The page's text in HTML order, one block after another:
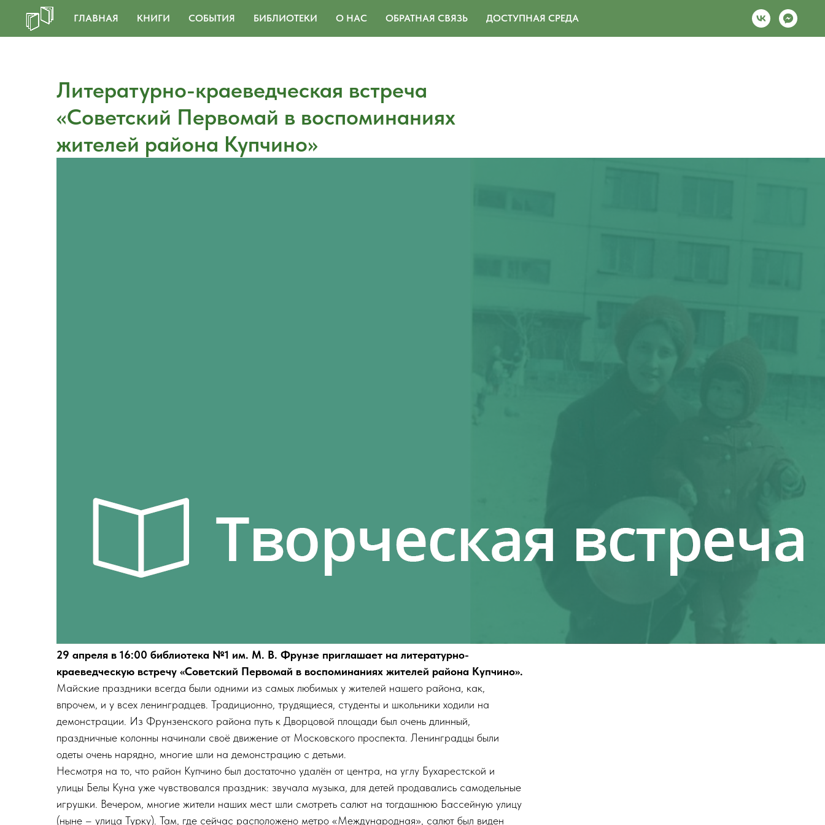
ГЛАВНАЯ КНИГИ СОБЫТИЯ БИБЛИОТЕКИ О НАС ОБРАТНАЯ СВЯЗЬ ДОСТУПНАЯ СРЕДА
Литературно-краеведческая встреча
«Советский Первомай в воспоминаниях
жителей района Купчино»
29 апреля в 16:00 библиотека №1 им. М. В. Фрунзе приглашает на литературно-
краеведческую встречу «Советский Первомай в воспоминаниях жителей района Купчино».
Майские праздники всегда были одними из самых любимых у жителей нашего района, как,
впрочем, и у всех ленинградцев. Традиционно, трудящиеся, студенты и школьники ходили на
демонстрации. Из Фрунзенского района путь к Дворцовой площади был очень длинный,
праздничные колонны начинали своё движение от Московского проспекта. Ленинградцы были
одеты очень нарядно, многие шли на демонстрацию с детьми.
Несмотря на то, что район Купчино был достаточно удалён от центра, на углу Бухарестской и
улицы Белы Куна уже чувствовался праздник: звучала музыка, для детей продавались самодельные
игрушки. Вечером, многие жители наших мест шли смотреть салют на тогдашнюю Бассейную улицу
(ныне – улица Турку). Там, где сейчас расположено метро «Международная», салют был виден